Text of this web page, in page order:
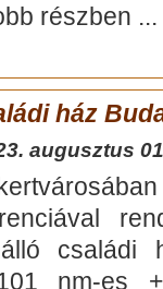
részben ...
ház
augusztus
családi
nm-es